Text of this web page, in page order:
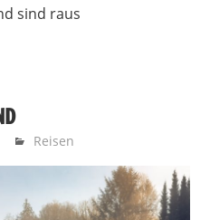
sind raus
Reisen